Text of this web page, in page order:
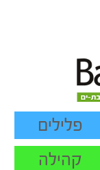
פלילים
קהילה